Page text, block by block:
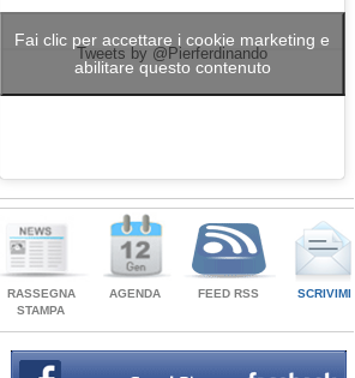
Tweets by @Pierferdinando
Fai clic per accettare i cookie marketing e
abilitare questo contenuto
RASSEGNA
STAMPA
AGENDA FEED RSS SCRIVIMI